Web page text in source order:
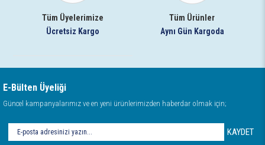
Tüm Üyelerimize
Ücretsiz Kargo
Tüm Ürünler
Aynı Gün Kargoda
E-Bülten Üyeliği
Güncel kampanyalarımız ve en yeni ürünlerimizden haberdar olmak için;
KAYDET